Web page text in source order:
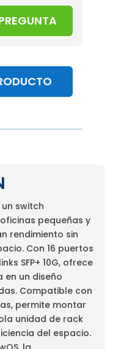
un switch
pequeñas y
rendimiento sin
Con 16 puertos
SFP+ 10G, ofrece
en un diseño
Compatible con
permite montar
unidad de rack
del espacio.